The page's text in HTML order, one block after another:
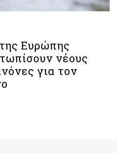
Ευρώπης
νέους
για τον